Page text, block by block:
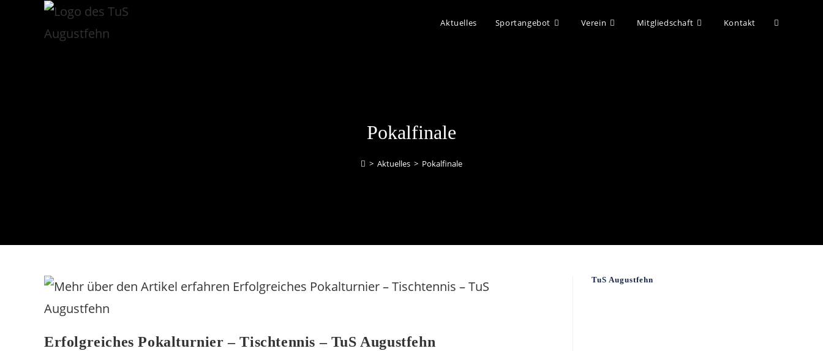
Aktuelles Sportangebot Verein Mitgliedschaft Kontakt
Pokalfinale
> Aktuelles > Pokalfinale
Erfolgreiches Pokalturnier – Tischtennis – TuS Augustfehn
TuS Augustfehn